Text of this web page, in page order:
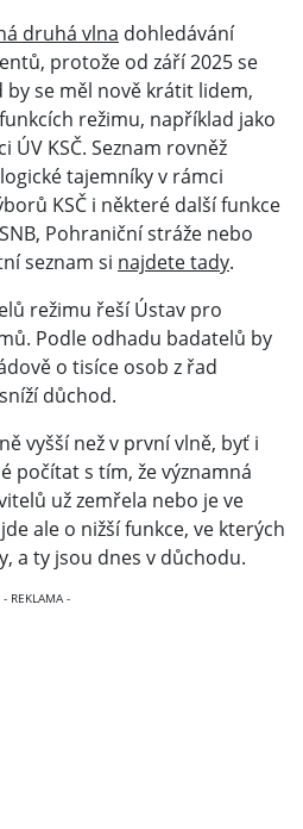
druhá vlna dohledávání
protože od září 2025 se
se měl nově krátit lidem,
režimu, například jako
KSČ. Seznam rovněž
tajemníky v rámci
KSČ i některé další funkce
Pohraniční stráže nebo
seznam si najdete tady.
režimu řeší Ústav pro
Podle odhadu badatelů by
o tisíce osob z řad
důchod.
vyšší než v první vlně, byť i
počítat s tím, že významná
už zemřela nebo je ve
ale o nižší funkce, ve kterých
a ty jsou dnes v důchodu.